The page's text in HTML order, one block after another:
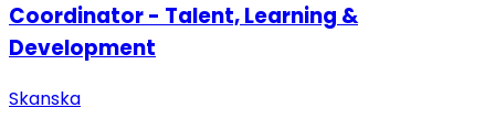
Coordinator - Talent, Learning &
Development
Skanska